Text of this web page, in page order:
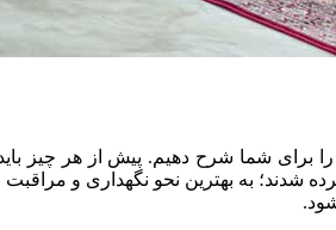
را برای شما شرح دهیم. پیش از هر چیز
سپرده شدند؛ به بهترین نحو نگهداری و